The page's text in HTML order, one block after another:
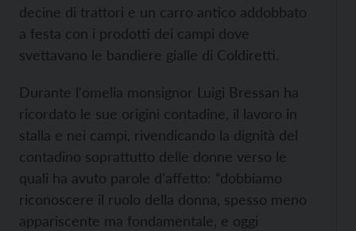
decine di trattori e un carro antico addobbato
a festa con i prodotti dei campi dove
svettavano le bandiere gialle di Coldiretti.
Durante l'omelia monsignor Luigi Bressan ha
ricordato le sue origini contadine, il lavoro in
stalla e nei campi, rivendicando la dignità del
contadino soprattutto delle donne verso le
quali ha avuto parole d’affetto: “dobbiamo
riconoscere il ruolo della donna, spesso meno
appariscente ma fondamentale, e oggi